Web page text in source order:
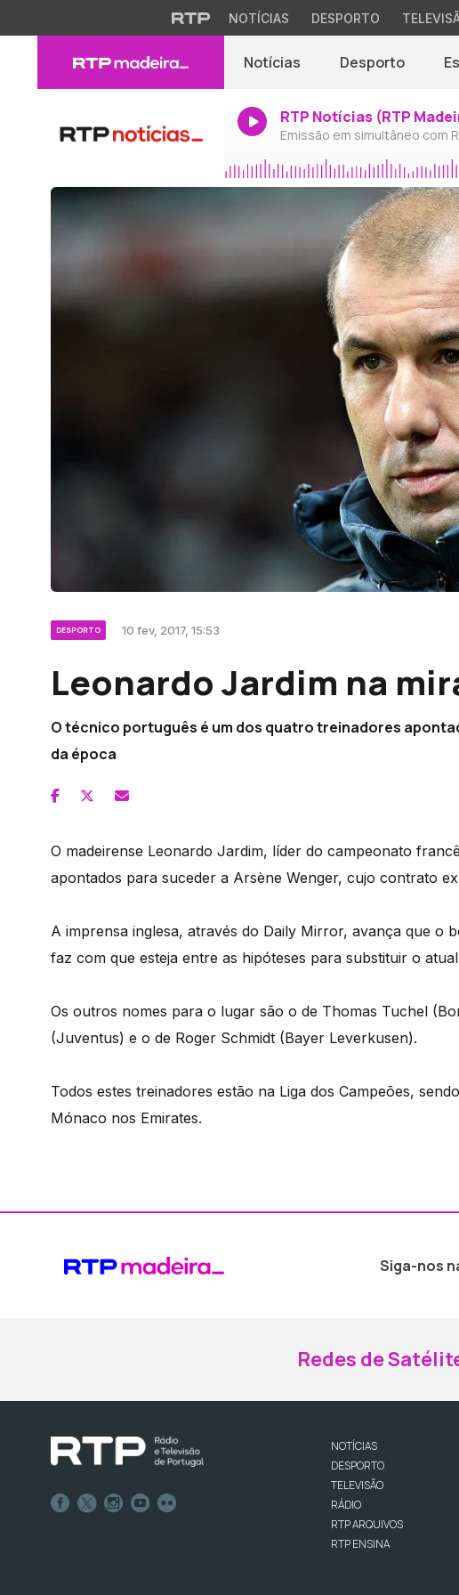
NOTÍCIAS DESPORTO
Notícias Desporto
RTP Notícias (RTP
Emissão em simultâneo com
DESPORTO 10 fev, 2017, 15:53
Leonardo Jardim na
O técnico português é um dos quatro treinadores
da época
O madeirense Leonardo Jardim, líder do campeonato
apontados para suceder a Arsène Wenger, cujo contrato
A imprensa inglesa, através do Daily Mirror, avança que o
faz com que esteja entre as hipóteses para substituir o
Os outros nomes para o lugar são o de Thomas Tuchel
(Juventus) e o de Roger Schmidt (Bayer Leverkusen).
Todos estes treinadores estão na Liga dos Campeões,
Mónaco nos Emirates.
Siga-nos
Redes de
NOTÍCIAS
DESPORTO
TELEVISÃO
RÁDIO
RTP ARQUIVOS
RTP ENSINA